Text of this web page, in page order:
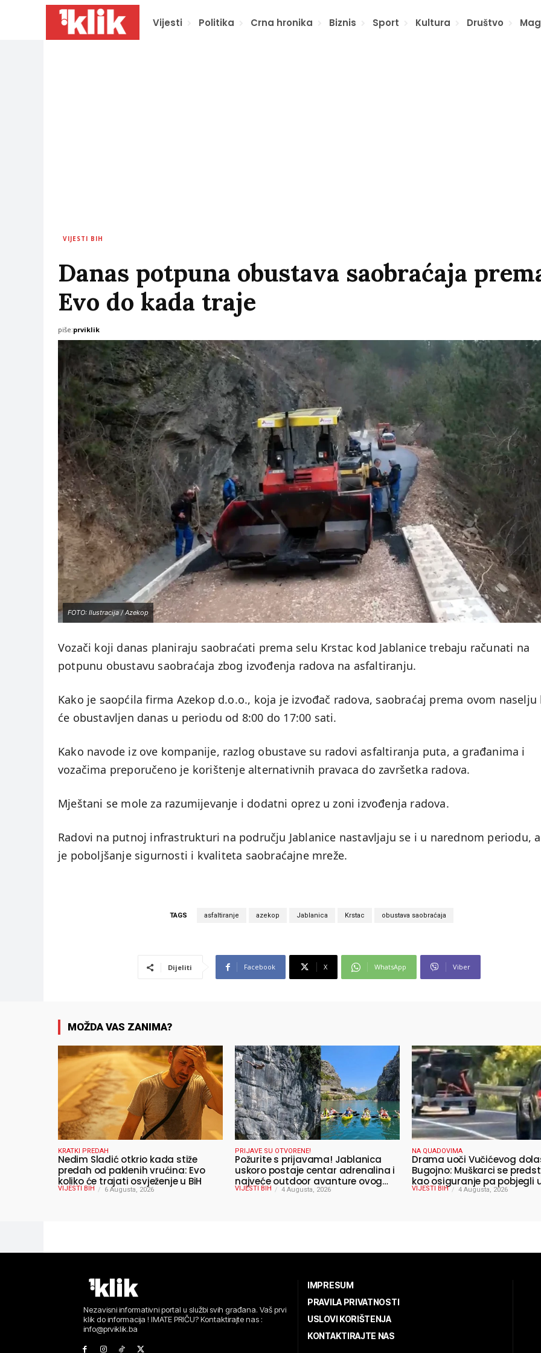
Vijesti Politika Crna hronika Biznis Sport Kultura Društvo
VIJESTI BIH
Danas potpuna obustava saobraćaja
Evo do kada traje
piše:prviklik
FOTO: Ilustracija / Azekop
Vozači koji danas planiraju saobraćati prema selu Krstac kod Jablanice trebaju računati na
potpunu obustavu saobraćaja zbog izvođenja radova na asfaltiranju.
Kako je saopćila firma Azekop d.o.o., koja je izvođač radova, saobraćaj prema ovom
će obustavljen danas u periodu od 8:00 do 17:00 sati.
Kako navode iz ove kompanije, razlog obustave su radovi asfaltiranja puta, a građanima i
vozačima preporučeno je korištenje alternativnih pravaca do završetka radova.
Mještani se mole za razumijevanje i dodatni oprez u zoni izvođenja radova.
Radovi na putnoj infrastrukturi na području Jablanice nastavljaju se i u narednom periodu,
je poboljšanje sigurnosti i kvaliteta saobraćajne mreže.
TAGS asfaltiranje azekop Jablanica Krstac obustava saobraćaja
Dijeliti Facebook X WhatsApp Viber
MOŽDA VAS ZANIMA?
KRATKI PREDAH
Nedim Sladić otkrio kada stiže
predah od paklenih vrućina: Evo
koliko će trajati osvježenje u BiH
VIJESTI BIH 6 Augusta, 2026
PRIJAVE SU OTVORENE!
Požurite s prijavama! Jablanica
uskoro postaje centar adrenalina i
najveće outdoor avanture ovog
ljeta
VIJESTI BIH 4 Augusta, 2026
NA QUADOVIMA
Drama uoči Vučićevog
Bugojno: Muškarci se
kao osiguranje pa pobjegli
VIJESTI BIH 4 Augusta, 2026
Nezavisni informativni portal u službi svih građana. Vaš prvi
klik do informacija ! IMATE PRIČU? Kontaktirajte nas :
info@prviklik.ba
IMPRESUM
PRAVILA PRIVATNOSTI
USLOVI KORIŠTENJA
KONTAKTIRAJTE NAS